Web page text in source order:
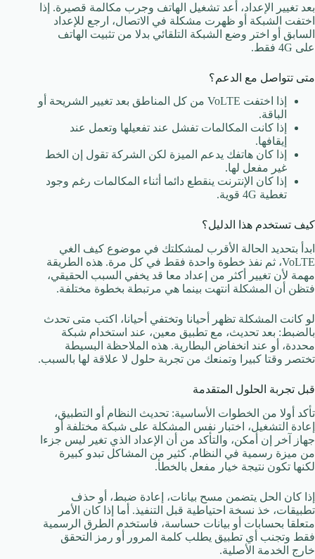
بعد تغيير الإعداد، أعد تشغيل الهاتف وجرب مكالمة قصيرة. إذا
اختفت الشبكة أو ظهرت مشكلة في الاتصال، ارجع للإعداد
السابق أو اختر وضع الشبكة التلقائي بدلا من تثبيت الهاتف
على 4G فقط.
متى تتواصل مع الدعم؟
إذا اختفت VoLTE من كل المناطق بعد تغيير الشريحة أو
الباقة.
إذا كانت المكالمات تفشل عند تفعيلها وتعمل عند
إيقافها.
إذا كان هاتفك يدعم الميزة لكن الشركة تقول إن الخط
غير مفعل لها.
إذا كان الإنترنت ينقطع دائما أثناء المكالمات رغم وجود
تغطية 4G قوية.
كيف تستخدم هذا الدليل؟
ابدأ بتحديد الحالة الأقرب لمشكلتك في موضوع كيف الغي
VoLTE، ثم نفذ خطوة واحدة فقط في كل مرة. هذه الطريقة
مهمة لأن تغيير أكثر من إعداد معا قد يخفي السبب الحقيقي،
فتظن أن المشكلة انتهت بينما هي مرتبطة بخطوة مختلفة.
لو كانت المشكلة تظهر أحيانا وتختفي أحيانا، اكتب متى تحدث
بالضبط: بعد تحديث، مع تطبيق معين، عند استخدام شبكة
محددة، أو عند انخفاض البطارية. هذه الملاحظة البسيطة
تختصر وقتا كبيرا وتمنعك من تجربة حلول لا علاقة لها بالسبب.
قبل تجربة الحلول المتقدمة
تأكد أولا من الخطوات الأساسية: تحديث النظام أو التطبيق،
إعادة التشغيل، اختبار نفس المشكلة على شبكة مختلفة أو
جهاز آخر إن أمكن، والتأكد من أن الإعداد الذي تغير ليس جزءا
من ميزة رسمية في النظام. كثير من المشاكل تبدو كبيرة
لكنها تكون نتيجة خيار مفعل بالخطأ.
إذا كان الحل يتضمن مسح بيانات، إعادة ضبط، أو حذف
تطبيقات، خذ نسخة احتياطية قبل التنفيذ. أما إذا كان الأمر
متعلقا بحسابات أو بيانات حساسة، فاستخدم الطرق الرسمية
فقط وتجنب أي تطبيق يطلب كلمة المرور أو رمز التحقق
خارج الخدمة الأصلية.